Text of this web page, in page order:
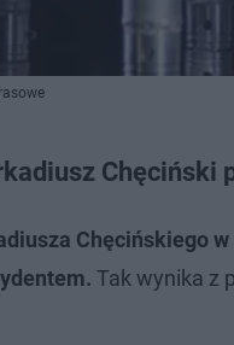
Chęciński
Chęcińskiego
Tak wynika z